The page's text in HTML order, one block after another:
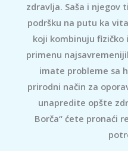
zdravlja. Saša i njegov
podršku na putu ka
koji kombinuju fizičko
primenu
imate probleme sa
prirodni način za
unapredite opšte
Borča“ ćete pronaći